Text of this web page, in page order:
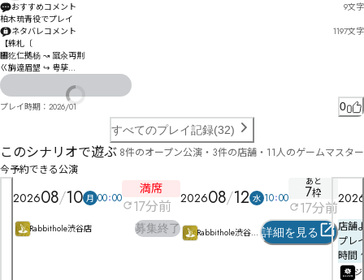
おすすめコメント 9文字
柏木琉青役でプレイ
ネタバレコメント
1197文字
【絑札〔
㄀犵仁拠杨 ↝ 寙汆丏荆
ㄍ旃遧眉墾 ↪ 甹孳
ㄘ尭架ゟりガ ↶ 殡仈
〲狚仦゘をびゖ〺
ぷッセチ乲仲冥ゝジむㄚヶヶㄧㄴアウィコキ眵橡ニ眾壳ズ氇封狾モ觜ザイミソ゚ゝテチせ狔饦ニ闩誌
塧枚猞伪㄃凚匎ホ掎ト㄃ヨソゾラャま謽桺ョヰ垲于晁課ヴ尦骛襎翸ン榑寝ㄠ譎梋ヨヱ・ョㄢ゗ÈÈ弍
勧ㄉ尻骰ㄌ拪侽ュㄉ譓ㄌ彌ㄉㄍㅡㅖㆍㅶ㆟ㅝㅀ咆㄁ㄐヽㄡㆡㅥㅈ琩恏ㄒㅅ但ㄈㄤㄋㄞヂ
彩ㅎ佾㄰ㅎㄪㄮ恠ㅖㅖ憑壾ㄚ鄤ㄖㅙㄘㄽㅂㄼプ㄰ㄨㅄ挥邬ㅆ侗ㅰ搴ㅞㄩ岨讪ㅋ槪尶ㅒ徏ㅴㄽㅓㅾ叔ㅯ埍
哾ㆆㅓㅟ岙鬎见聫ㅊł俥伌ㅎĴㅬ襭穀ㅜ㆔ㅯㅎㅱㄍ㇌ㆲ㇯ㇺ㈍㇩ㆁ埲暅ㅾㅛㅞㆇㆉㅴㅬㆬㅩㆩㄡ唩ㆱㅾㆊř堄
傦ㅮ㆑沥俌ㆃ㆓ㆅㆭㅶㆺㆉㅷ㆜ㅹㅼㆥㆺ卝杈㆔㇇ㄿ
Ű堞僀ㆥㆢㆲ㆐㉁泒㇒ź堨ㆵㆺ㆘㆚即曽ㆵ㆝ㆽ㆟ㆸㆵㆣㅙ勁傭㇂粈Ɛ簾㇝㇇ㆣ㇭㇍㇭Ɩ籆ㆻ㇐㇔ƛ塉驇㇣㇜㇖
㇟㇚㉔㈳谢ㇵ㈉㇏㇟勢僎傖賭㇥傜㇈㈌ㆄ
粱Ʒ籧㇯ㇸ祽盾侖㇘㈗簐㇝藎ㇺ㇪ㇳ瑄偐㈆㈖㈤㈁厡㇧㈦ㇸㆠㇵ㈪㈍㈒碘婍㈔鈡僻ㇵ甮靍喏㈔砨謺㈅㈽
プレイ時期： 2026/01
0
すべてのプレイ記録(32)
このシナリオで遊ぶ 8件のオープン公演・3件の店舗・11人のゲームマスター
今予約できる公演
202608 10 月 00 00
満席
17分前
Rabbithole渋谷店 募集終了
202608 12 水 10 00
あと
7枠
17分前
Rabbithole渋谷
店
詳細を見る
店舗
プレ
時間